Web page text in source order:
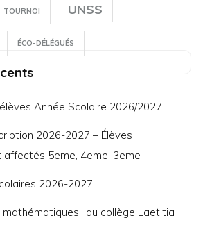
TOURNOI UNSS
ÉCO-DÉLÉGUÉS
Année Scolaire 2026/2027
2026-2027 – Élèves
affectés 5eme, 4eme, 3eme
2026-2027
mathématiques” au collège Laetitia